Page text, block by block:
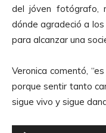
del jóven fotógrafo,
dónde agradeció a
para alcanzar una
Veronica comentó,
porque sentir tanto
sigue vivo y sigue